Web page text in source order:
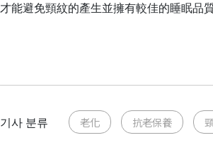
才能避免頸紋的產生並擁有較佳的睡眠品質
기사 분류 老化 抗老保養